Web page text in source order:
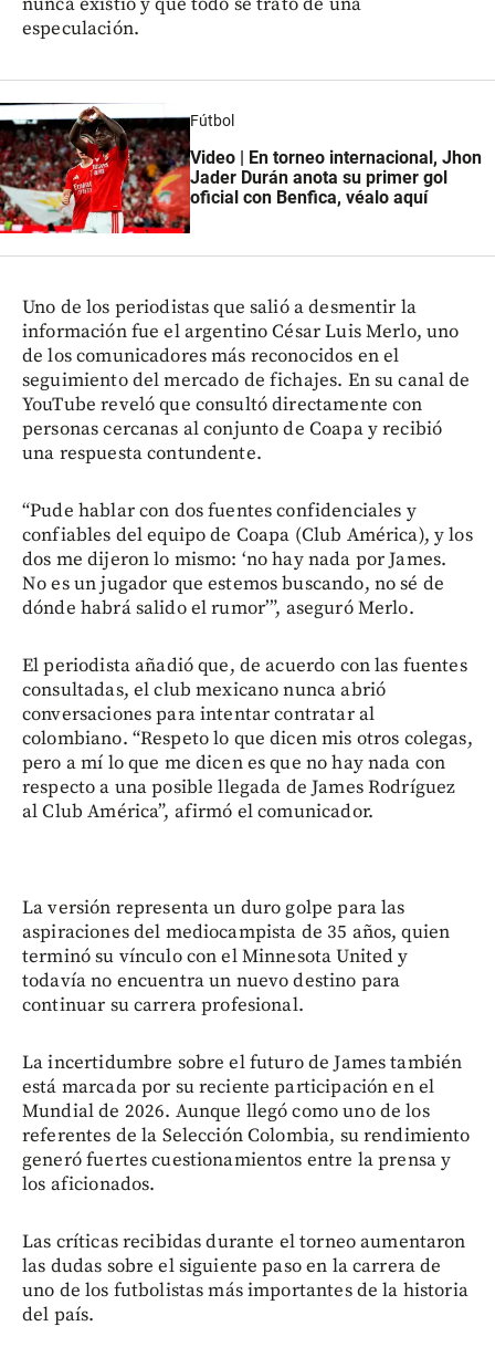
especulación.
Fútbol
Video | En torneo internacional, Jhon
Jader Durán anota su primer gol
oficial con Benfica, véalo aquí
Uno de los periodistas que salió a desmentir la
información fue el argentino César Luis Merlo, uno
de los comunicadores más reconocidos en el
seguimiento del mercado de fichajes. En su canal de
YouTube reveló que consultó directamente con
personas cercanas al conjunto de Coapa y recibió
una respuesta contundente.
“Pude hablar con dos fuentes confidenciales y
confiables del equipo de Coapa (Club América), y los
dos me dijeron lo mismo: ‘no hay nada por James.
No es un jugador que estemos buscando, no sé de
dónde habrá salido el rumor’”, aseguró Merlo.
El periodista añadió que, de acuerdo con las fuentes
consultadas, el club mexicano nunca abrió
conversaciones para intentar contratar al
colombiano. “Respeto lo que dicen mis otros colegas,
pero a mí lo que me dicen es que no hay nada con
respecto a una posible llegada de James Rodríguez
al Club América”, afirmó el comunicador.
La versión representa un duro golpe para las
aspiraciones del mediocampista de 35 años, quien
terminó su vínculo con el Minnesota United y
todavía no encuentra un nuevo destino para
continuar su carrera profesional.
La incertidumbre sobre el futuro de James también
está marcada por su reciente participación en el
Mundial de 2026. Aunque llegó como uno de los
referentes de la Selección Colombia, su rendimiento
generó fuertes cuestionamientos entre la prensa y
los aficionados.
Las críticas recibidas durante el torneo aumentaron
las dudas sobre el siguiente paso en la carrera de
uno de los futbolistas más importantes de la historia
del país.